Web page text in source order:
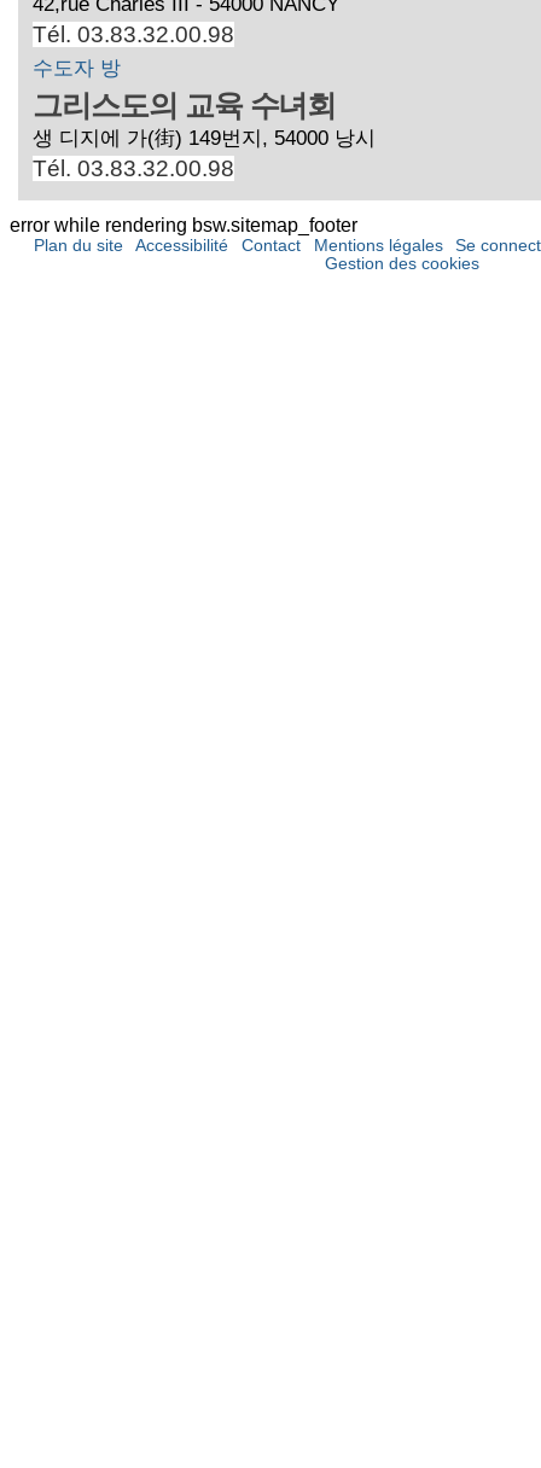
Tél. 03.83.32.00.98
수도자 방
그리스도의 교육 수녀회
생 디지에 가(街) 149번지, 54000 낭시
Tél. 03.83.32.00.98
error while rendering bsw.sitemap_footer
Plan du site Accessibilité Contact Mentions légales
Se
Gestion des cookies